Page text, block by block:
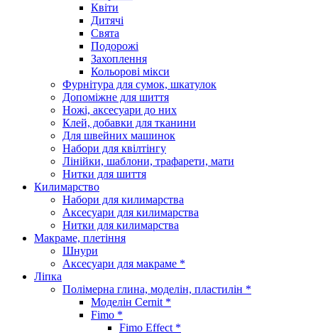
Квіти
Дитячі
Свята
Подорожі
Захоплення
Кольорові мікси
Фурнітура для сумок, шкатулок
Допоміжне для шиття
Ножі, аксесуари до них
Клей, добавки для тканини
Для швейних машинок
Набори для квілтінгу
Лінійки, шаблони, трафарети, мати
Нитки для шиття
Килимарство
Набори для килимарства
Аксесуари для килимарства
Нитки для килимарства
Макраме, плетіння
Шнури
Аксесуари для макраме *
Ліпка
Полімерна глина, моделін, пластилін *
Моделін Cernit *
Fimo *
Fimo Effect *